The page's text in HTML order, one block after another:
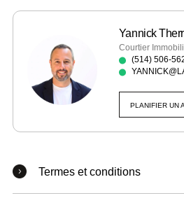
Yannick
Courtier
(514) 506-
PLANIFIER UN
Termes et conditions